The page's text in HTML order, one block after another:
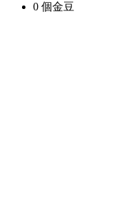
0 個金豆